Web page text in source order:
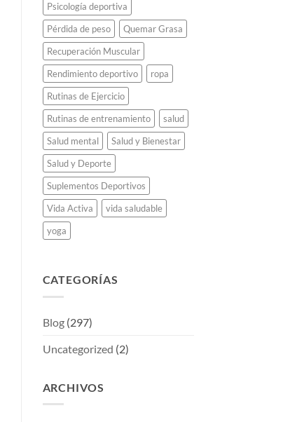
Psicología deportiva
Pérdida de peso
Quemar Grasa
Recuperación Muscular
Rendimiento deportivo
ropa
Rutinas de Ejercicio
Rutinas de entrenamiento
salud
Salud mental
Salud y Bienestar
Salud y Deporte
Suplementos Deportivos
Vida Activa
vida saludable
yoga
CATEGORÍAS
Blog(297)
Uncategorized (2)
ARCHIVOS